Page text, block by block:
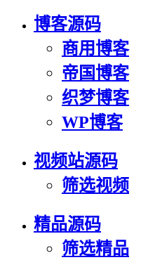
博客源码
商用博客
帝国博客
织梦博客
WP博客
视频站源码
筛选视频
精品源码
筛选精品